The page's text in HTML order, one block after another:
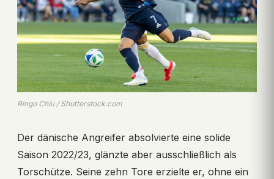
Ringo Chiu / Shutterstock.com
Der dänische Angreifer absolvierte eine solide
Saison 2022/23, glänzte aber ausschließlich als
Torschütze. Seine zehn Tore erzielte er, ohne ein